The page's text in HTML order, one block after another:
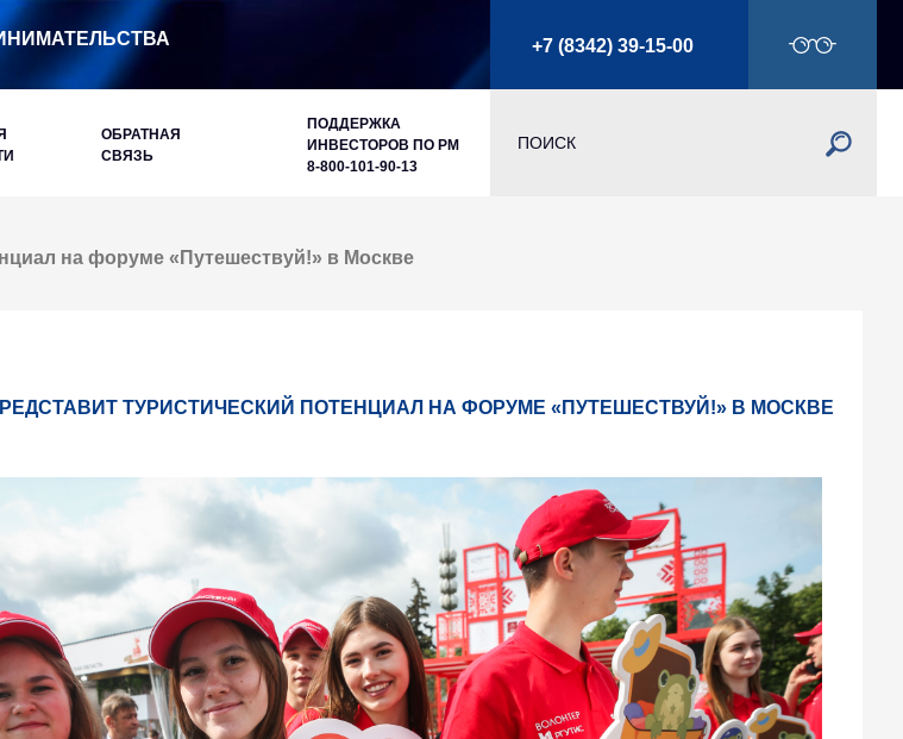
+7 (8342) 39-15-00
ОБРАТНАЯ
СВЯЗЬ
ПОДДЕРЖКА
ИНВЕСТОРОВ ПО РМ
8-800-101-90-13
на форуме «Путешествуй!» в Москве
ТУРИСТИЧЕСКИЙ ПОТЕНЦИАЛ НА ФОРУМЕ «ПУТЕШЕСТВУЙ!» В МОСКВЕ